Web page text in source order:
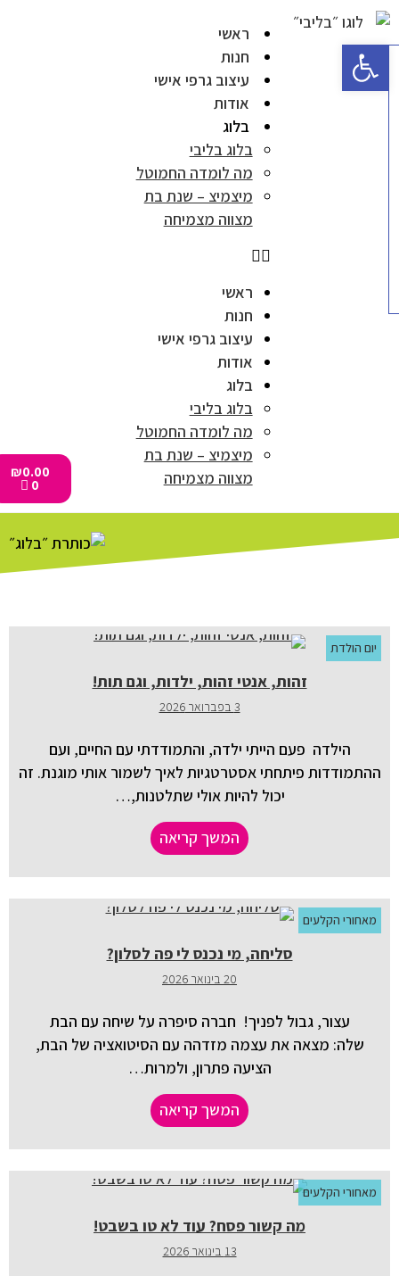
ראשי
חנות
עיצוב גרפי אישי
אודות
בלוג
בלוג בליבי
מה לומדה החמוטל
מיצמיצ – שנת בת
מצווה מצמיחה
ראשי
חנות
עיצוב גרפי אישי
אודות
בלוג
בלוג בליבי
מה לומדה החמוטל
מיצמיצ – שנת בת
מצווה מצמיחה
₪0.00
יום הולדת
זהות, אנטי זהות, ילדות, וגם תות!
הילדה פעם הייתי ילדה, והתמודדתי עם החיים, ועם
ההתמודדות פיתחתי אסטרטגיות לאיך לשמור אותי מוגנת. זה
יכול להיות אולי שתלטנות,…
המשך קריאה
מאחורי הקלעים
סליחה, מי נכנס לי פה לסלון?
20 בינואר 2026
עצור, גבול לפניך! חברה סיפרה על שיחה עם הבת
שלה: מצאה את עצמה מזדהה עם הסיטואציה של הבת,
הציעה פתרון, ולמרות…
המשך קריאה
מאחורי הקלעים
מה קשור פסח? עוד לא טו בשבט!
13 בינואר 2026
פתח סרגל נגישות